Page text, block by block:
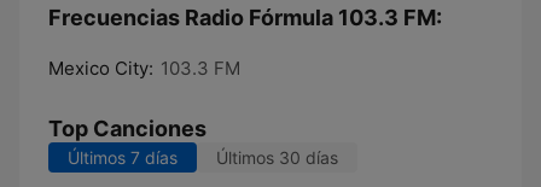
Frecuencias Radio Fórmula 103.3 FM:
Mexico City: 103.3 FM
Top Canciones
Últimos 7 días Últimos 30 días